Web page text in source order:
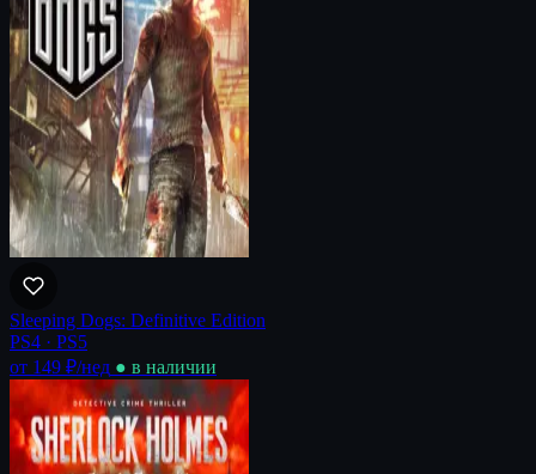
Sleeping Dogs: Definitive Edition
PS4 · PS5
от 149 ₽/нед ● в наличии